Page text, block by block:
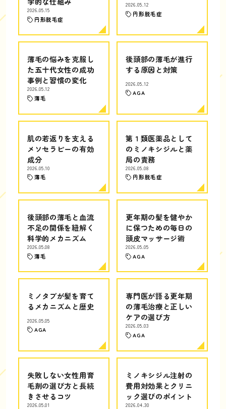
2026.05.15
円形脱毛症
2026.05.12
円形脱毛症
薄毛の悩みを克服し
た五十代女性の成功
事例と習慣の変化
2026.05.12
薄毛
後頭部の薄毛が進行
する原因と対策
2026.05.12
AGA
肌の若返りを支える
メソセラピーの有効
成分
2026.05.10
薄毛
第１類医薬品として
のミノキシジルと薬
局の責務
2026.05.08
円形脱毛症
後頭部の薄毛と血流
不足の関係を紐解く
科学的メカニズム
2026.05.08
薄毛
更年期の髪を健やか
に保つための毎日の
頭皮マッサージ術
2026.05.05
AGA
ミノタブが髪を育て
るメカニズムと歴史
2026.05.05
AGA
専門医が語る更年期
の薄毛治療と正しい
ケアの選び方
2026.05.03
AGA
失敗しない女性用育
毛剤の選び方と長続
きさせるコツ
2026.05.01
ミノキシジル注射の
費用対効果とクリニ
ック選びのポイント
2026.04.30